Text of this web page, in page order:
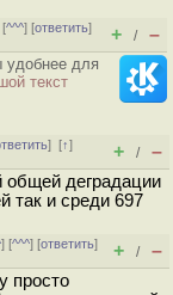
[^^^] [ответить]
+ / –
удобнее для
текст
][↑]
+ / –
общей деградации
так и среди 697
] [^^^] [ответить]
+ / –
просто